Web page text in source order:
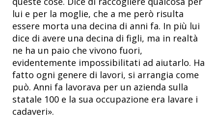
lui e per la moglie, che a me però risulta
essere morta una decina di anni fa. In più lui
dice di avere una decina di figli, ma in realtà
ne ha un paio che vivono fuori,
evidentemente impossibilitati ad aiutarlo. Ha
fatto ogni genere di lavori, si arrangia come
può. Anni fa lavorava per un azienda sulla
statale 100 e la sua occupazione era lavare i
cadaveri».